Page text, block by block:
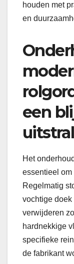
houden met
en
een
Het
essentieel
Regelmatig
vochtige doek
verwijderen
hardnekkige
specifieke
de fabrikant